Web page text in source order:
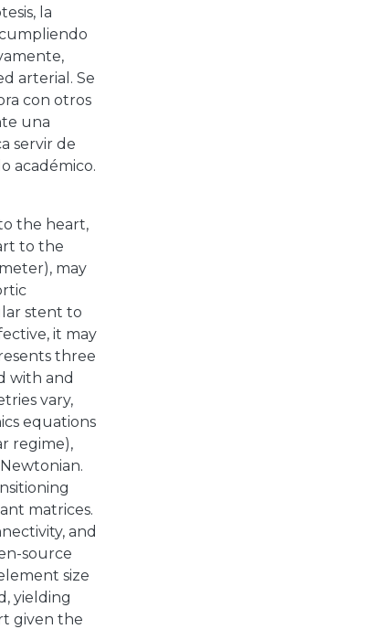
la
arterial. Se
con otros
una
servir de
académico.
the heart,
to the
may
stent to
it may
three
with and
vary,
equations
regime),
matrices.
and
source
size
yielding
given the